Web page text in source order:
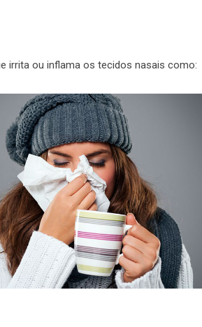
irrita ou inflama os tecidos nasais como: